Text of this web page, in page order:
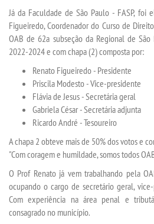
PUBLICAÇÕES
DESTAQUES
UNIESP NEWS
REPOSITÓRIO
CERTIFICADOS
PORTARIAS
RESOLUÇÕES CONSU
Já da Faculdade de São Paulo - FASP, foi
Figueiredo, Coordenador do Curso de
OAB de 62a subseção da Regional de
2022-2024 e com chapa (2) composta por:
Renato Figueiredo - Presidente
Priscila Modesto - Vice-presidente
Flávia de Jesus - Secretária geral
Gabriela César - Secretária adjunta
Ricardo André - Tesoureiro
A chapa 2 obteve mais de 50% dos votos e
"Com coragem e humildade, somos todos
O Prof Renato já vem trabalhando pela
ocupando o cargo de secretário geral,
Com experiência na área penal e
consagrado no município.